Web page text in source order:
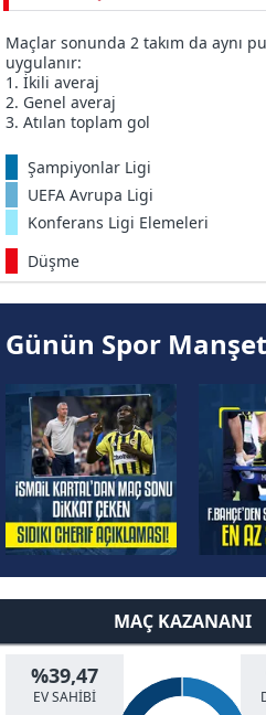
Maçlar sonunda 2 takım da aynı
uygulanır:
1. İkili averaj
2. Genel averaj
3. Atılan toplam gol
Şampiyonlar Ligi
UEFA Avrupa Ligi
Konferans Ligi Elemeleri
Düşme
Günün Spor
MAÇ KAZANANI
%39,47
EV SAHİBİ